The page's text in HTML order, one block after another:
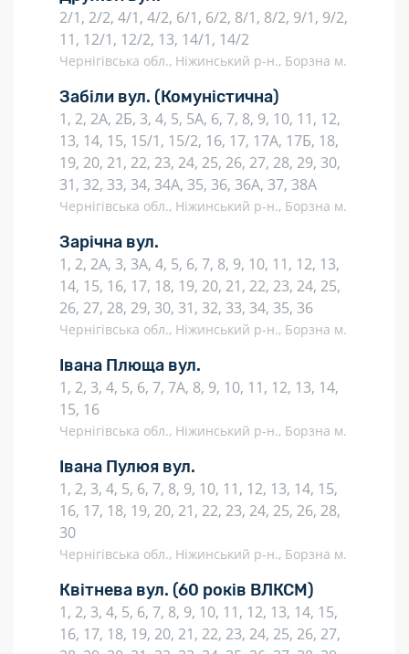
2/1, 2/2, 4/1, 4/2, 6/1, 6/2, 8/1, 8/2, 9/1, 9/2,
11, 12/1, 12/2, 13, 14/1, 14/2
Чернігівська обл., Ніжинський р-н., Борзна м.
Забіли вул. (Комуністична)
1, 2, 2А, 2Б, 3, 4, 5, 5А, 6, 7, 8, 9, 10, 11, 12,
13, 14, 15, 15/1, 15/2, 16, 17, 17А, 17Б, 18,
19, 20, 21, 22, 23, 24, 25, 26, 27, 28, 29, 30,
31, 32, 33, 34, 34А, 35, 36, 36А, 37, 38А
Чернігівська обл., Ніжинський р-н., Борзна м.
Зарічна вул.
1, 2, 2А, 3, 3А, 4, 5, 6, 7, 8, 9, 10, 11, 12, 13,
14, 15, 16, 17, 18, 19, 20, 21, 22, 23, 24, 25,
26, 27, 28, 29, 30, 31, 32, 33, 34, 35, 36
Чернігівська обл., Ніжинський р-н., Борзна м.
Івана Плюща вул.
1, 2, 3, 4, 5, 6, 7, 7А, 8, 9, 10, 11, 12, 13, 14,
15, 16
Чернігівська обл., Ніжинський р-н., Борзна м.
Івана Пулюя вул.
1, 2, 3, 4, 5, 6, 7, 8, 9, 10, 11, 12, 13, 14, 15,
16, 17, 18, 19, 20, 21, 22, 23, 24, 25, 26, 28,
30
Чернігівська обл., Ніжинський р-н., Борзна м.
Квітнева вул. (60 років ВЛКСМ)
1, 2, 3, 4, 5, 6, 7, 8, 9, 10, 11, 12, 13, 14, 15,
16, 17, 18, 19, 20, 21, 22, 23, 24, 25, 26, 27,